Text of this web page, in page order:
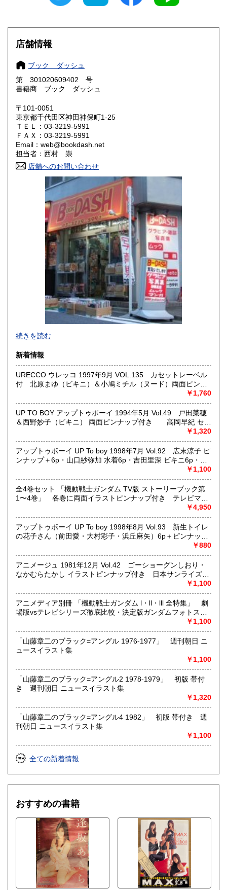
600円 三重県
滋賀県 600円 京都府 600円
大阪府
奈良県
鳥取県 600円
岡山県 600円
山口県 600円
香川県
福岡県
600円 長崎県
600円 大分県
600円 鹿児島県
600円
店舗情報
ブック ダッシュ
第 301020609402 号
書籍商 ブック ダッシュ
〒101-0051
東京都千代田区神田神保町1-25
ＴＥＬ：03-3219-5991
ＦＡＸ：03-3219-5991
Email：web@bookdash.net
担当者：西村 崇
店舗へのお問い合わせ
新旧女優・アイドルのグラビア、なつかしの本
映画・特撮、ゲーム・アニメ古漫画などの趣味本は当店にお
お取り扱いは、趣味のものすべてにわたります。
グラビアアイドル雑誌(キャンディーズなどの昔の女優・アイ
ドルも歓迎)
古マンガ・アニメロマンアルバム系、イラスト集、
美少女ゲーム、プレミアゲーム、攻略本・設定資料集
映画パンフレット、プレミアトイ、音楽
どんなジャンルでも買取することができます。
東京近郊出張買取していますのでお気軽にご相談ください。
線)
最寄駅：神保町駅 御茶ノ水駅
営業時間：12:00-20:00
定休日：なし 年末は30日午後5時に閉店、年始は3日正午よ
書籍の買取について
メール web@bookdash.net または専用ページでお問い合
わせください。
お電話 03-3219-5991でも受け付けております。
お取引内容は、ご依頼されたあとの返信メールに、さらに詳
しく説明した文章をお付けしております。ご安心ください。
趣味、サブカルチャー、古書一般（その他）
女優・アイドル・グラビア・アダルトや映画・マンガ等
続きを読む
新着情報
URECCO ウレッコ 1997年9月 VOL.135 カセットレーベル
付 北原まゆ（ビキニ）＆小鳩ミチル（ヌード）両面ピンナ
ップ付き 矢沢ようこ ヌード4p・小沢まどか ヌード8p・安
藤有里 ヌード7p・南ありす ヌード8p・上野結 ヌード8p・桜
ちゆり ヌード6p・松川あゆみ ヌード8p・逸見留奈 ヌード
6p・宝城梨花 ヌード5p・入来陽子 ビキニ5p・RQカタログ・
￥1,760
UP TO BOY アップトゥボーイ 1994年5月 Vol.49 戸田菜穂
＆西野妙子（ビキニ） 両面ピンナップ付き 高岡早紀 セク
シーショット10p・中江有里 12p・瀬戸朝香 4p・篠原涼子
6p・小島聖 ビキニ6p・井上由香理 水着6p・Melody 水着
7p・中嶋美智代 8p・西野妙子 ビキニ8p・戸田菜穂 12p・春
だ、TV,だ、新番組だ！（浜崎あゆみ など） 他
￥1,320
アップトゥボーイ UP To boy 1998年7月 Vol.92 広末涼子 ピ
ンナップ＋6p・山口紗弥加 水着6p・吉田里深 ビキニ6p・青
木裕子 ビキニ5p・松本恵 7p・加藤あい 6p・斎藤梨沙 4p・
村田あゆみ ビキニ4p・モーニング娘。モノクロ6p 他
￥1,100
全4巻セット 「機動戦士ガンダム TV版 ストーリーブック第
1〜4巻」 各巻に両面イラストピンナップ付き テレビマガ
￥4,950
アップトゥボーイ UP To boy 1998年8月 Vol.93 新生トイレ
の花子さん（前田愛・大村彩子・浜丘麻矢）6p＋ピンナップ
付 木村佳乃 6p・持田香織 6p・広末涼子 5p・吉野紗香
5p・小田エリカ 5p・田中麗奈 5p 他
￥880
アニメージュ 1981年12月 Vol.42 ゴーショーグンしおり・
なかむらたかし イラストピンナップ付き 日本サンライズ
は’82年春を席巻できるか？ 宇宙戦士バルディオス・マンザ
イ太閤記・タオタオ・テクノポリス・ゴッドマーズ 他
Animage
￥1,100
アニメディア別冊 「機動戦士ガンダム l・ll・lll 全特集」 劇
場版vsテレビシリーズ徹底比較・決定版ガンダムフォトスト
ーリー・キャラクター/メカ 美術設定集 他 安彦良和 1982
年4月
￥1,100
「山藤章二のブラック=アングル 1976-1977」 週刊朝日 ニ
ュースイラスト集
￥1,100
「山藤章二のブラック=アングル2 1978-1979」 初版 帯付
き 週刊朝日 ニュースイラスト集
￥1,320
「山藤章二のブラック=アングル4 1982」 初版 帯付き 週
刊朝日 ニュースイラスト集
￥1,100
全ての新着情報
おすすめの書籍